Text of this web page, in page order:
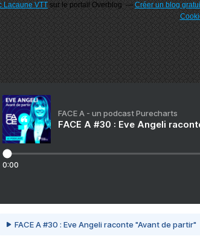
Lacaune VTTsur le portail Overblog Créer un blog
FACE A - un podcast Purecharts
FACE A #30 : Eve Angeli
0:00
FACE A #30 : Eve Angeli raconte "Avant de partir"